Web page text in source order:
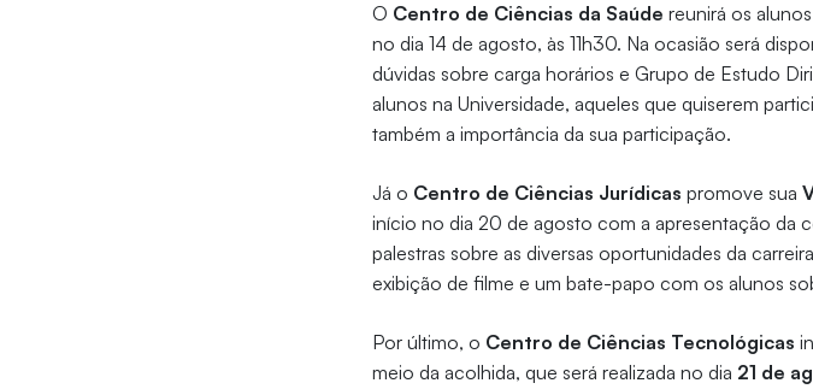
O Centro de Ciências da Saúde reunirá os
no dia 14 de agosto, às 11h30. Na ocasião será
dúvidas sobre carga horários e Grupo de Estudo
alunos na Universidade, aqueles que quiserem
também a importância da sua participação.
Já o Centro de Ciências Jurídicas promove sua
início no dia 20 de agosto com a apresentação da
palestras sobre as diversas oportunidades da
exibição de filme e um bate-papo com os alunos
Por último, o Centro de Ciências Tecnológicas
meio da acolhida, que será realizada no dia 21 de